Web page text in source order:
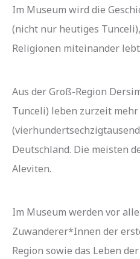
Im Museum wird die
(nicht nur heutiges
Religionen miteinander
Aus der Groß-Region
Tunceli) leben zurzeit mehr
Deutschland. Die meisten
Aleviten.
Im Museum werden vor
Zuwanderer*Innen der
Region sowie das Leben